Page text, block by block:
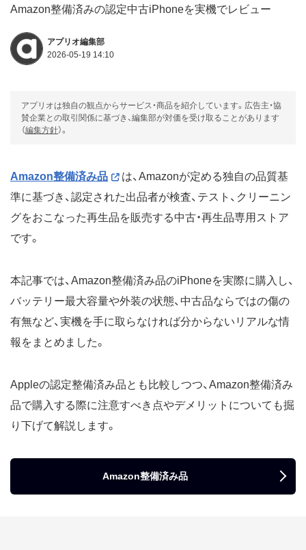
Amazon整備済みの認定中古iPhoneを実機でレビュー
アプリオ編集部
2026-05-19 14:10
アプリオは独自の観点からサービス・商品を紹介しています。広告主・協
賛企業との取引関係に基づき、編集部が対価を受け取ることがあります
（編集方針）。
Amazon整備済み品
は、Amazonが定める独自の品質基
準に基づき、認定された出品者が検査、テスト、クリーニン
グをおこなった再生品を販売する中古・再生品専用ストア
です。
本記事では、Amazon整備済み品のiPhoneを実際に購入し、
バッテリー最大容量や外装の状態、中古品ならではの傷の
有無など、実機を手に取らなければ分からないリアルな情
報をまとめました。
Appleの認定整備済み品とも比較しつつ、Amazon整備済み
品で購入する際に注意すべき点やデメリットについても掘
り下げて解説します。
Amazon整備済み品